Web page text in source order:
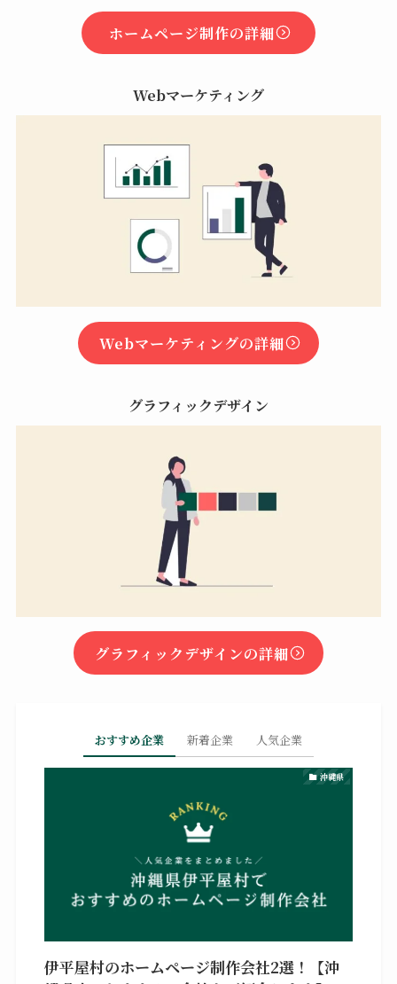
ホームページ制作の詳細
Webマーケティング
Webマーケティングの詳細
グラフィックデザイン
グラフィックデザインの詳細
おすすめ企業 新着企業 人気企業
沖縄県
伊平屋村のホームページ制作会社2選！【沖